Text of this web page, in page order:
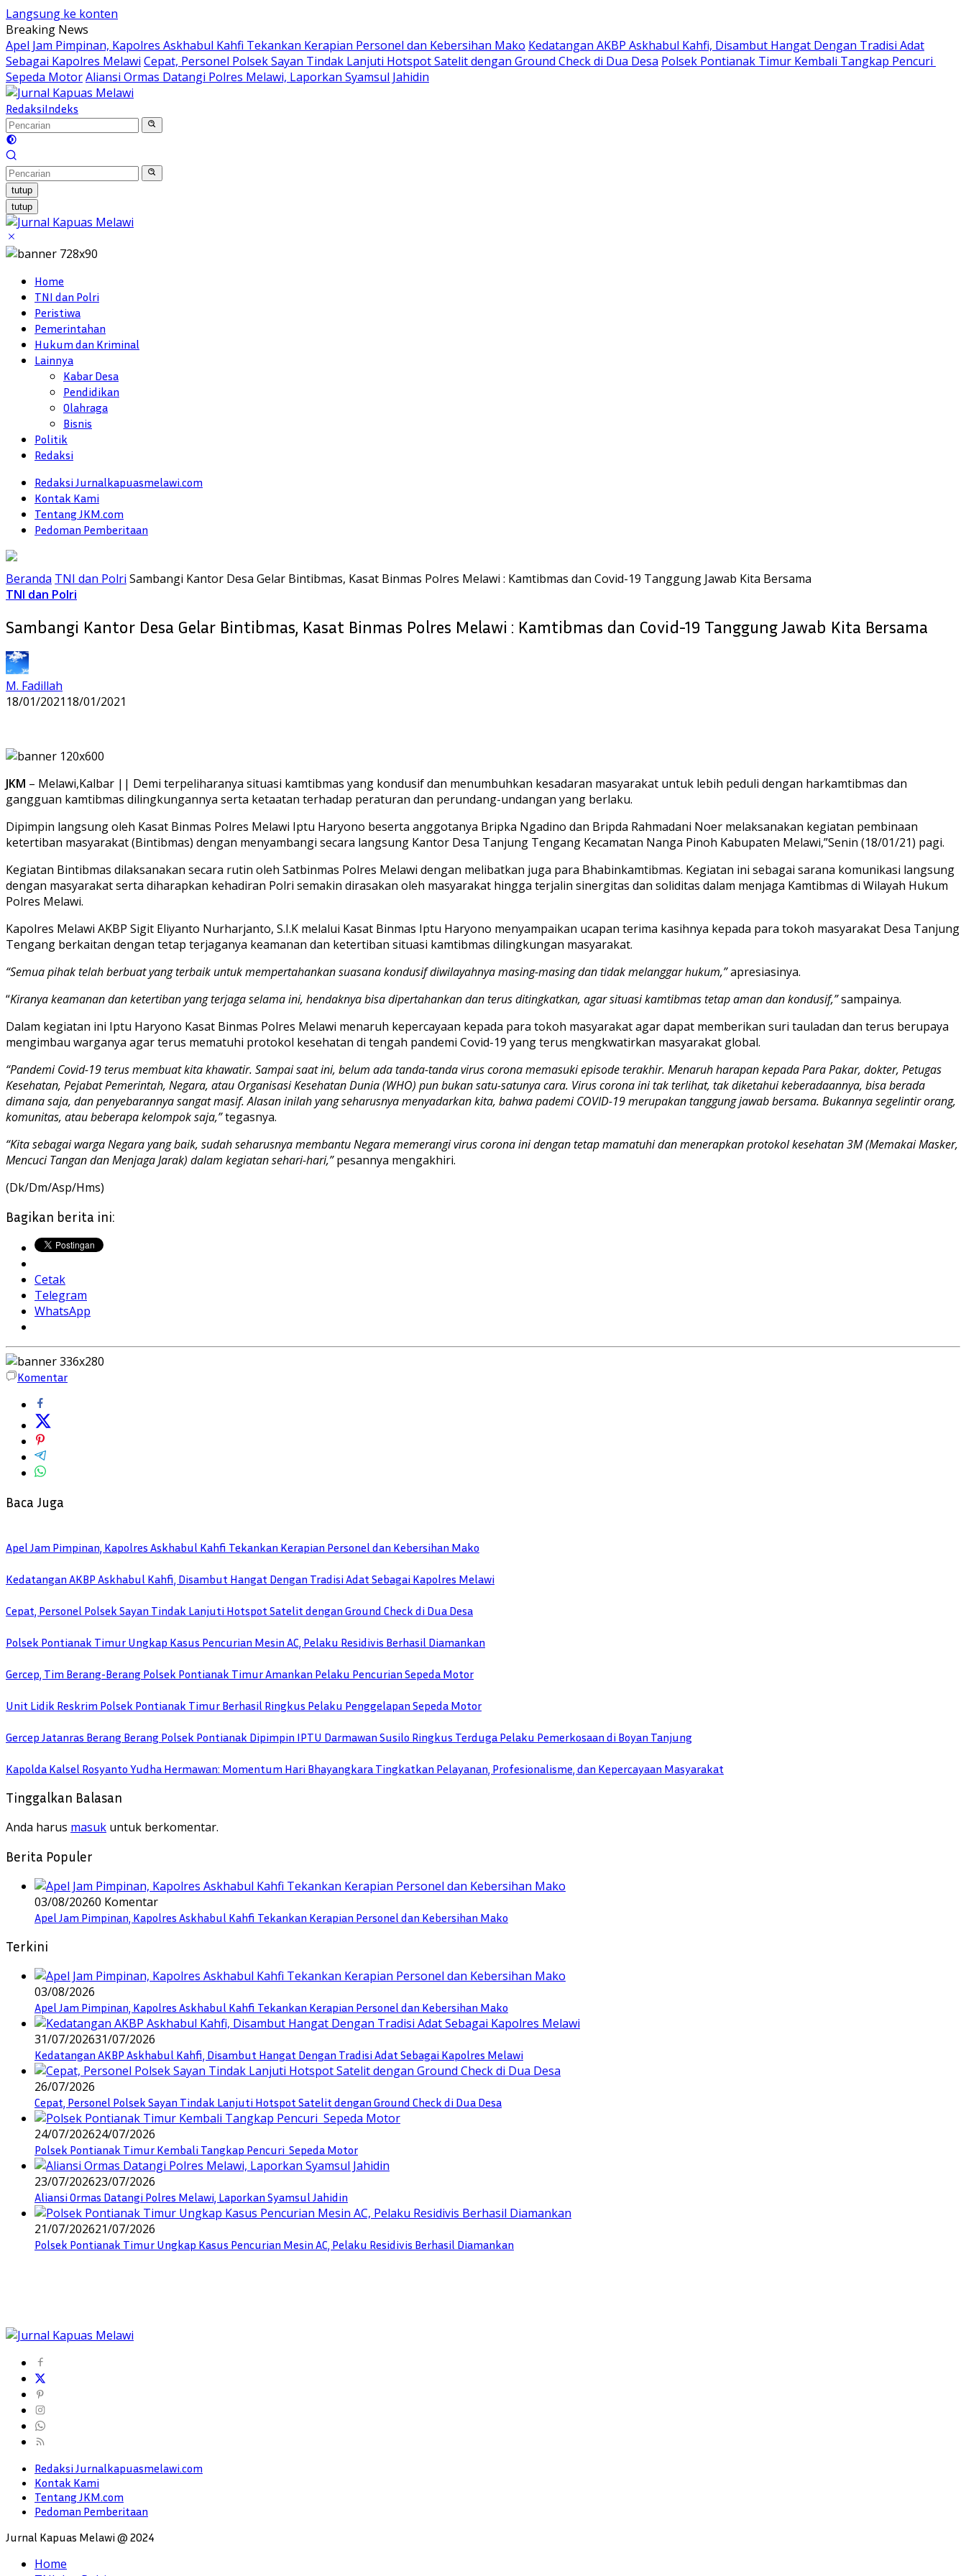
Langsung ke konten
Breaking News
Apel Jam Pimpinan, Kapolres Askhabul Kahfi Tekankan Kerapian Personel dan Kebersihan Mako Kedatangan AKBP Askhabul Kahfi, Disambut Hangat Dengan Tradisi Adat
Sebagai Kapolres Melawi Cepat, Personel Polsek Sayan Tindak Lanjuti Hotspot Satelit dengan Ground Check di Dua Desa Polsek Pontianak Timur Kembali Tangkap Pencuri
Sepeda MotorAliansi Ormas Datangi Polres Melawi, Laporkan Syamsul Jahidin
RedaksiIndeks
tutup
tutup
Home
TNI dan Polri
Peristiwa
Pemerintahan
Hukum dan Kriminal
Lainnya
Kabar Desa
Pendidikan
Olahraga
Bisnis
Politik
Redaksi
Redaksi Jurnalkapuasmelawi.com
Kontak Kami
Tentang JKM.com
Pedoman Pemberitaan
Beranda TNI dan Polri Sambangi Kantor Desa Gelar Bintibmas, Kasat Binmas Polres Melawi : Kamtibmas dan Covid-19 Tanggung Jawab Kita Bersama
TNI dan Polri
Sambangi Kantor Desa Gelar Bintibmas, Kasat Binmas Polres Melawi : Kamtibmas dan Covid-19 Tanggung Jawab Kita Bersama
M. Fadillah
18/01/2021 18/01/2021
JKM – Melawi,Kalbar || Demi terpeliharanya situasi kamtibmas yang kondusif dan menumbuhkan kesadaran masyarakat untuk lebih peduli dengan harkamtibmas dan
gangguan kamtibmas dilingkungannya serta ketaatan terhadap peraturan dan perundang-undangan yang berlaku.
Dipimpin langsung oleh Kasat Binmas Polres Melawi Iptu Haryono beserta anggotanya Bripka Ngadino dan Bripda Rahmadani Noer melaksanakan kegiatan pembinaan
ketertiban masyarakat (Bintibmas) dengan menyambangi secara langsung Kantor Desa Tanjung Tengang Kecamatan Nanga Pinoh Kabupaten Melawi,”Senin (18/01/21) pagi.
Kegiatan Bintibmas dilaksanakan secara rutin oleh Satbinmas Polres Melawi dengan melibatkan juga para Bhabinkamtibmas. Kegiatan ini sebagai sarana komunikasi langsung
dengan masyarakat serta diharapkan kehadiran Polri semakin dirasakan oleh masyarakat hingga terjalin sinergitas dan soliditas dalam menjaga Kamtibmas di Wilayah Hukum
Polres Melawi.
Kapolres Melawi AKBP Sigit Eliyanto Nurharjanto, S.I.K melalui Kasat Binmas Iptu Haryono menyampaikan ucapan terima kasihnya kepada para tokoh masyarakat Desa Tanjung
Tengang berkaitan dengan tetap terjaganya keamanan dan ketertiban situasi kamtibmas dilingkungan masyarakat.
“Semua pihak telah berbuat yang terbaik untuk mempertahankan suasana kondusif diwilayahnya masing-masing dan tidak melanggar hukum,”apresiasinya.
“Kiranya keamanan dan ketertiban yang terjaga selama ini, hendaknya bisa dipertahankan dan terus ditingkatkan, agar situasi kamtibmas tetap aman dan kondusif,”sampainya.
Dalam kegiatan ini Iptu Haryono Kasat Binmas Polres Melawi menaruh kepercayaan kepada para tokoh masyarakat agar dapat memberikan suri tauladan dan terus berupaya
mengimbau warganya agar terus mematuhi protokol kesehatan di tengah pandemi Covid-19 yang terus mengkwatirkan masyarakat global.
“Pandemi Covid-19 terus membuat kita khawatir. Sampai saat ini, belum ada tanda-tanda virus corona memasuki episode terakhir. Menaruh harapan kepada Para Pakar, dokter, Petugas
Kesehatan, Pejabat Pemerintah, Negara, atau Organisasi Kesehatan Dunia (WHO) pun bukan satu-satunya cara. Virus corona ini tak terlihat, tak diketahui keberadaannya, bisa berada
dimana saja, dan penyebarannya sangat masif. Alasan inilah yang seharusnya menyadarkan kita, bahwa pademi COVID-19 merupakan tanggung jawab bersama. Bukannya segelintir orang,
komunitas, atau beberapa kelompok saja,”tegasnya.
“Kita sebagai warga Negara yang baik, sudah seharusnya membantu Negara memerangi virus corona ini dengan tetap mamatuhi dan menerapkan protokol kesehatan 3M (Memakai Masker,
Mencuci Tangan dan Menjaga Jarak) dalam kegiatan sehari-hari,”pesannya mengakhiri.
(Dk/Dm/Asp/Hms)
Bagikan berita ini:
Cetak
Telegram
WhatsApp
Komentar
Baca Juga
Apel Jam Pimpinan, Kapolres Askhabul Kahfi Tekankan Kerapian Personel dan Kebersihan Mako
Kedatangan AKBP Askhabul Kahfi, Disambut Hangat Dengan Tradisi Adat Sebagai Kapolres Melawi
Cepat, Personel Polsek Sayan Tindak Lanjuti Hotspot Satelit dengan Ground Check di Dua Desa
Polsek Pontianak Timur Ungkap Kasus Pencurian Mesin AC, Pelaku Residivis Berhasil Diamankan
Gercep, Tim Berang-Berang Polsek Pontianak Timur Amankan Pelaku Pencurian Sepeda Motor
Unit Lidik Reskrim Polsek Pontianak Timur Berhasil Ringkus Pelaku Penggelapan Sepeda Motor
Gercep Jatanras Berang Berang Polsek Pontianak Dipimpin IPTU Darmawan Susilo Ringkus Terduga Pelaku Pemerkosaan di Boyan Tanjung
Kapolda Kalsel Rosyanto Yudha Hermawan: Momentum Hari Bhayangkara Tingkatkan Pelayanan, Profesionalisme, dan Kepercayaan Masyarakat
Tinggalkan Balasan
Anda harus masuk untuk berkomentar.
Berita Populer
03/08/20260 Komentar
Apel Jam Pimpinan, Kapolres Askhabul Kahfi Tekankan Kerapian Personel dan Kebersihan Mako
Terkini
03/08/2026
Apel Jam Pimpinan, Kapolres Askhabul Kahfi Tekankan Kerapian Personel dan Kebersihan Mako
31/07/202631/07/2026
Kedatangan AKBP Askhabul Kahfi, Disambut Hangat Dengan Tradisi Adat Sebagai Kapolres Melawi
26/07/2026
Cepat, Personel Polsek Sayan Tindak Lanjuti Hotspot Satelit dengan Ground Check di Dua Desa
24/07/202624/07/2026
Polsek Pontianak Timur Kembali Tangkap Pencuri Sepeda Motor
23/07/202623/07/2026
Aliansi Ormas Datangi Polres Melawi, Laporkan Syamsul Jahidin
21/07/202621/07/2026
Polsek Pontianak Timur Ungkap Kasus Pencurian Mesin AC, Pelaku Residivis Berhasil Diamankan
Redaksi Jurnalkapuasmelawi.com
Kontak Kami
Tentang JKM.com
Pedoman Pemberitaan
Jurnal Kapuas Melawi @ 2024
Home